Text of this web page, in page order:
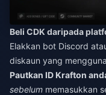
Beli CDK daripada
Elakkan bot Discord
diskaun yang
Pautkan ID Krafton
sebelum memasukkan